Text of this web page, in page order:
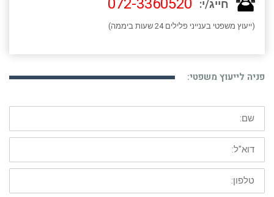
חייג/י: 072-3360520
(ייעוץ משפטי בענייני פלילים 24 שעות ביממה)
פניה לייעוץ משפטי:
שם:
דוא"ל:
טלפון: